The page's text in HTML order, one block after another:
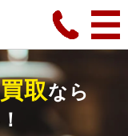
取なら